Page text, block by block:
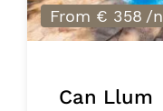
From € 358/
Can Llum